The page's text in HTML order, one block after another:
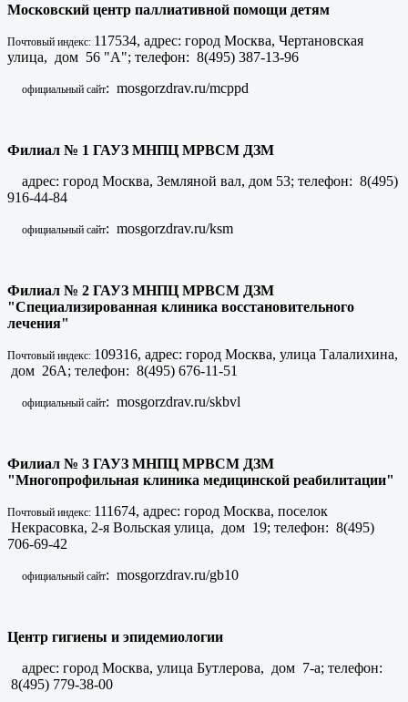
Московский центр паллиативной помощи детям
Почтовый индекс: 117534, адрес: город Москва, Чертановская
улица, дом 56 "А"; телефон: 8(495) 387-13-96
официальный сайт: mosgorzdrav.ru/mcppd
Филиал № 1 ГАУЗ МНПЦ МРВСМ ДЗМ
адрес: город Москва, Земляной вал, дом 53; телефон: 8(495)
916-44-84
официальный сайт: mosgorzdrav.ru/ksm
Филиал № 2 ГАУЗ МНПЦ МРВСМ ДЗМ
"Специализированная клиника восстановительного
лечения"
Почтовый индекс: 109316, адрес: город Москва, улица Талалихина,
дом 26А; телефон: 8(495) 676-11-51
официальный сайт: mosgorzdrav.ru/skbvl
Филиал № 3 ГАУЗ МНПЦ МРВСМ ДЗМ
"Многопрофильная клиника медицинской реабилитации"
Почтовый индекс: 111674, адрес: город Москва, поселок
Некрасовка, 2-я Вольская улица, дом 19; телефон: 8(495)
706-69-42
официальный сайт: mosgorzdrav.ru/gb10
Центр гигиены и эпидемиологии
адрес: город Москва, улица Бутлерова, дом 7-а; телефон:
8(495) 779-38-00